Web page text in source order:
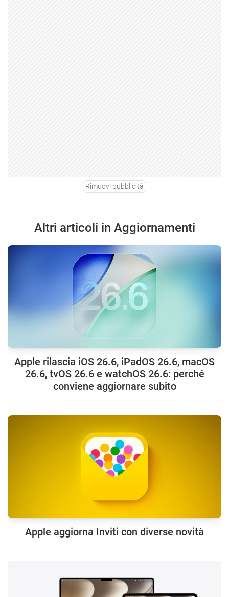
Rimuovi pubblicità
Altri articoli in Aggiornamenti
Apple rilascia iOS 26.6, iPadOS 26.6, macOS
26.6, tvOS 26.6 e watchOS 26.6: perché
conviene aggiornare subito
Apple aggiorna Inviti con diverse novità